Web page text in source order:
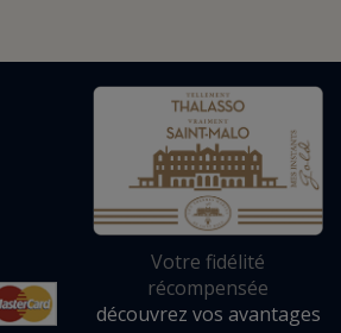
Votre fidélité
récompensée
découvrez vos avantages